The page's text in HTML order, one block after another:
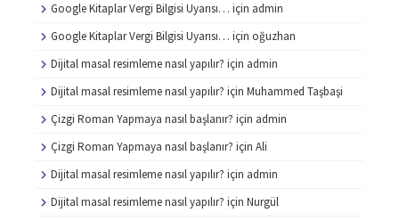
Google Kitaplar Vergi Bilgisi Uyarısı… için admin
Google Kitaplar Vergi Bilgisi Uyarısı… için oğuzhan
Dijital masal resimleme nasıl yapılır? için admin
Dijital masal resimleme nasıl yapılır? için Muhammed Taşbaşi
Çizgi Roman Yapmaya nasıl başlanır? için admin
Çizgi Roman Yapmaya nasıl başlanır? için Ali
Dijital masal resimleme nasıl yapılır? için admin
Dijital masal resimleme nasıl yapılır? için Nurgül